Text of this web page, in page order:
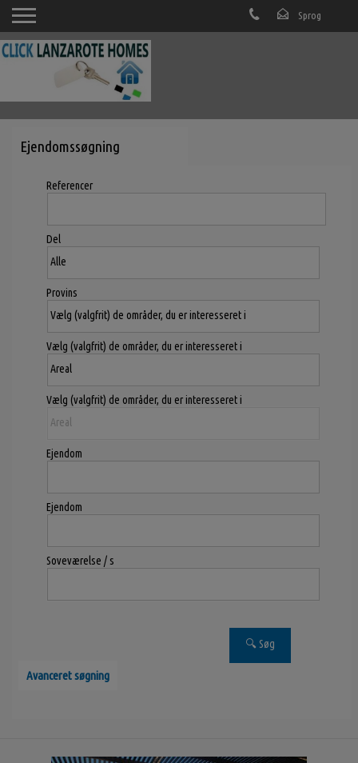
Ejendomssøgning
Referencer
Del
Provins
Vælg (valgfrit) de områder, du er interesseret i
Vælg (valgfrit) de områder, du er interesseret i
Ejendom
Ejendom
Soveværelse / s
Avanceret søgning